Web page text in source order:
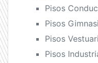
Pisos
Pisos
Pisos
Pisos